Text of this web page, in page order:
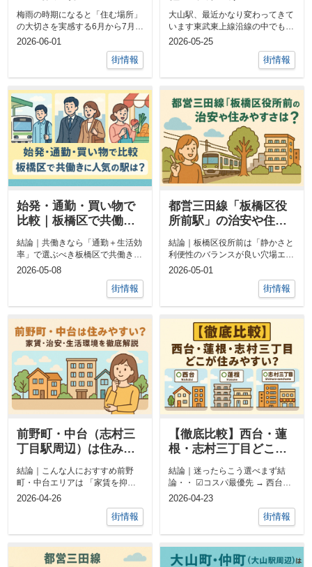
比較
梅雨の時期になると「住む場所」
の大切さを実感する6月から7月に
かけての梅雨シーズン。「駅まで
2026-06-01
街情報
ト
大山駅、最近かなり変わってきて
います東武東上線沿線の中でも、
ここ数年で特に注目度が上がって
2026-05-25
街情報
始発・通勤・買い物で
比較｜板橋区で共働き
結論｜共働きなら「通勤＋生活効
率」で選ぶべき板橋区で共働きに
人気なのは・・ ◎利便性重視 →
2026-05-08
街情報
都営三田線「板橋区役
所前駅」の治安や住み
結論｜板橋区役所前は「静かさと
利便性のバランスが良い穴場エリ
ア」板橋区役所前駅周辺は⇒「落
2026-05-01
街情報
前野町・中台（志村三
丁目駅周辺）は住みや
すい？家賃・治安・生
活環境を徹底解説
結論｜こんな人におすすめ前野
町・中台エリアは 「家賃を抑え
つつ、落ち着いた環境で暮らした
2026-04-26
街情報
【徹底比較】西台・蓮
根・志村三丁目どこが
住みやすい？
結論｜迷ったらこう選べまず結
論・・ ☑コスパ最優先 → 西台☑
静かさ・落ち着き → 蓮根☑バラ
2026-04-23
街情報